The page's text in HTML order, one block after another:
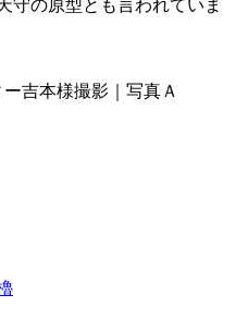
守の原型とも言われていま
吉本様撮影｜写真Ａ